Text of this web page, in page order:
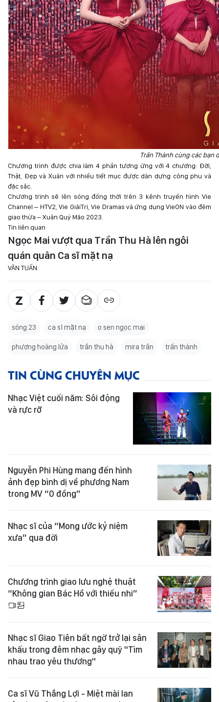
Trấn Thành cùng các
Chương trình được chia làm 4 phần tương ứng với 4 chương: Đời,
Thật, Đẹp và Xuân với nhiều tiết mục được dàn dựng công phu và
đặc sắc.
Chương trình sẽ lên sóng đồng thời trên 3 kênh truyền hình Vie
Channel – HTV2, Vie GiảiTrí, Vie Dramas và ứng dụng VieON vào đêm
giao thừa – Xuân Quý Mão 2023.
Tin liên quan
Ngọc Mai vượt qua Trần Thu Hà lên ngôi
quán quân Ca sĩ mặt nạ
VĂN TUẤN
sóng 23 ca sĩ mặt nạ o sen ngọc mai
phượng hoàng lửa trần thu hà mira trần trấn thành
TIN CÙNG CHUYÊN MỤC
Nhạc Việt cuối năm: Sôi động
và rực rỡ
Nguyễn Phi Hùng mang đến hình
ảnh đẹp bình dị về phương Nam
trong MV “0 đồng”
Nhạc sĩ của “Mong ước kỷ niệm
xưa” qua đời
Chương trình giao lưu nghệ thuật
“Không gian Bác Hồ với thiếu nhi”
Nhạc sĩ Giao Tiên bất ngờ trở lại sân
khấu trong đêm nhạc gây quỹ "Tìm
nhau trao yêu thương"
Ca sĩ Vũ Thắng Lợi - Miệt mài lan